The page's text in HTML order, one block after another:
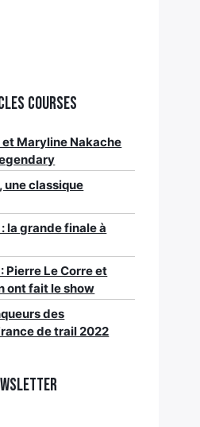
Courses
Maryline Nakache
une classique
la grande finale à
Pierre Le Corre et
ont fait le show
des
de trail 2022